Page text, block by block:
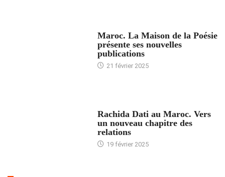
Maroc. La Maison de la Poésie
présente ses nouvelles
publications
21 février 2025
Rachida Dati au Maroc. Vers
un nouveau chapitre des
relations
19 février 2025